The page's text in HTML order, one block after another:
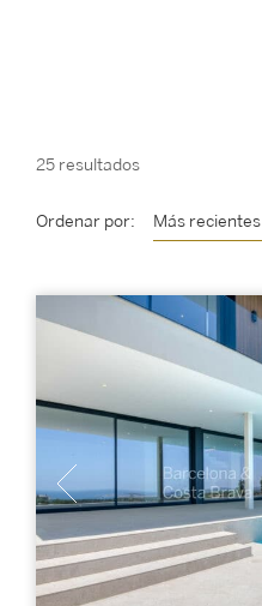
25 resultados
Ordenar por: Más recientes